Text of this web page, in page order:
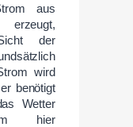
aus
der
wird
benötigt
Wetter
hier